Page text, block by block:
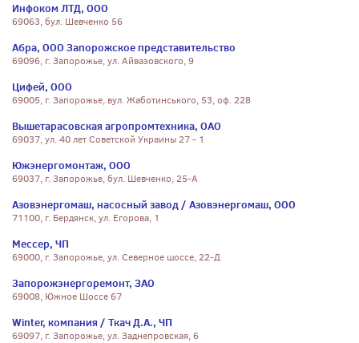
Инфоком ЛТД, ООО
69063, бул. Шевченко 56
Абра, ООО Запорожское представительство
69096, г. Запорожье, ул. Айвазовского, 9
Цифей, ООО
69005, г. Запорожье, вул. Жаботинського, 53, оф. 228
Вышетарасовская агропромтехника, ОАО
69037, ул. 40 лет Советской Украины 27 - 1
Южэнергомонтаж, ООО
69037, г. Запорожье, бул. Шевченко, 25-А
Азовэнергомаш, насосный завод / Азовэнергомаш, ООО
71100, г. Бердянск, ул. Егорова, 1
Мессер, ЧП
69000, г. Запорожье, ул. Северное шоссе, 22-Д
Запорожэнергоремонт, ЗАО
69008, Южное Шоссе 67
Winter, компания / Ткач Д.А., ЧП
69097, г. Запорожье, ул. Заднепровская, 6